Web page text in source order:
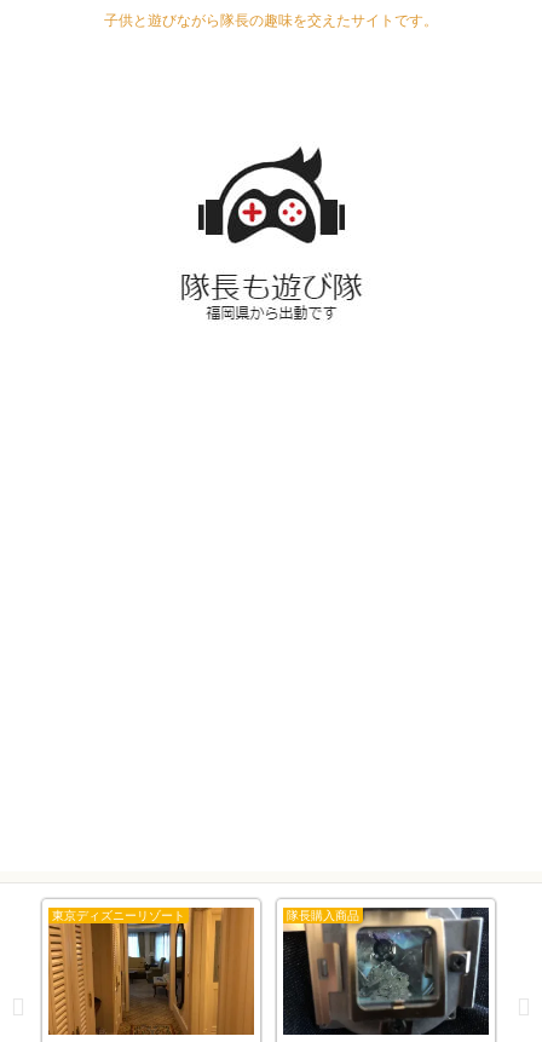
子供と遊びながら隊長の趣味を交えたサイトです。
東京ディズニーリゾート 隊長購入商品